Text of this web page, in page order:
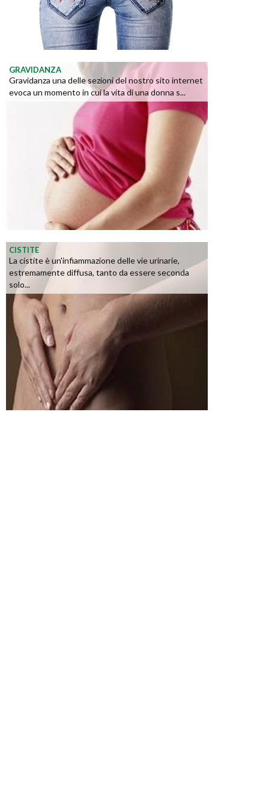
GRAVIDANZA
Gravidanza una delle sezioni del nostro sito internet
evoca un momento in cui la vita di una donna s...
CISTITE
La cistite è un'infiammazione delle vie urinarie,
estremamente diffusa, tanto da essere seconda
solo...